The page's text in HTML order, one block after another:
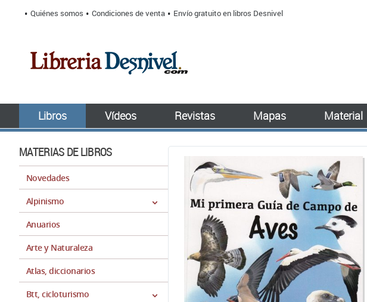
Quiénes somos Condiciones de venta Envío gratuito en libros Desnivel
Libros Vídeos Revistas Mapas Material
MATERIAS DE LIBROS
Novedades
Alpinismo
Anuarios
Arte y Naturaleza
Atlas, diccionarios
Btt, cicloturismo